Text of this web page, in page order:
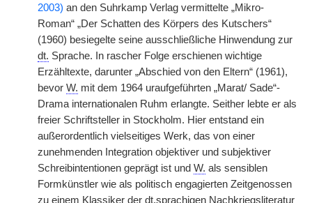
2003) an den Suhrkamp Verlag vermittelte „Mikro-
Roman“ „Der Schatten des Körpers des Kutschers“
(1960) besiegelte seine ausschließliche Hinwendung zur
dt. Sprache. In rascher Folge erschienen wichtige
Erzähltexte, darunter „Abschied von den Eltern“ (1961),
bevor W. mit dem 1964 uraufgeführten „Marat/ Sade“-
Drama internationalen Ruhm erlangte. Seither lebte er als
freier Schriftsteller in Stockholm. Hier entstand ein
außerordentlich vielseitiges Werk, das von einer
zunehmenden Integration objektiver und subjektiver
Schreibintentionen geprägt ist und W. als sensiblen
Formkünstler wie als politisch engagierten Zeitgenossen
zu einem Klassiker der dt.sprachigen Nachkriegsliteratur